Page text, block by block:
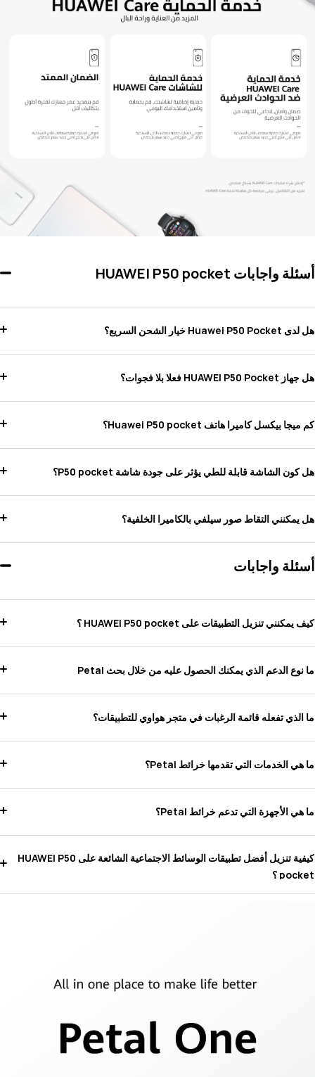
أسئلة واجابات HUAWEI P50 pocket
هل لدى Huawei P50 Pocket خيار الشحن السريع؟
هل جهاز HUAWEI P50 Pocket فعلا بلا فجوات؟
كم ميجا بيكسل كاميرا هاتف Huawei P50 pocket؟
هل كون الشاشة قابلة للطي يؤثر على جودة شاشة P50 pocket؟
هل يمكنني التقاط صور سيلفي بالكاميرا الخلفية؟
أسئلة واجابات
كيف يمكنني تنزيل التطبيقات على HUAWEI P50 pocket ؟
ما نوع الدعم الذي يمكنك الحصول عليه من خلال بحث Petal
ما الذي تفعله قائمة الرغبات في متجر هواوي للتطبيقات؟
ما هي الخدمات التي تقدمها خرائط Petal؟
ما هي الأجهزة التي تدعم خرائط Petal؟
كيفية تنزيل أفضل تطبيقات الوسائط الاجتماعية الشائعة على HUAWEI P50
pocket ؟